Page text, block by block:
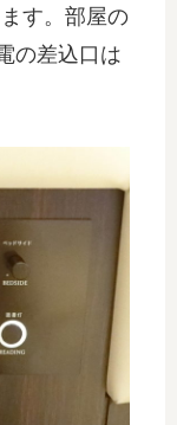
す。部屋の
の差込口は